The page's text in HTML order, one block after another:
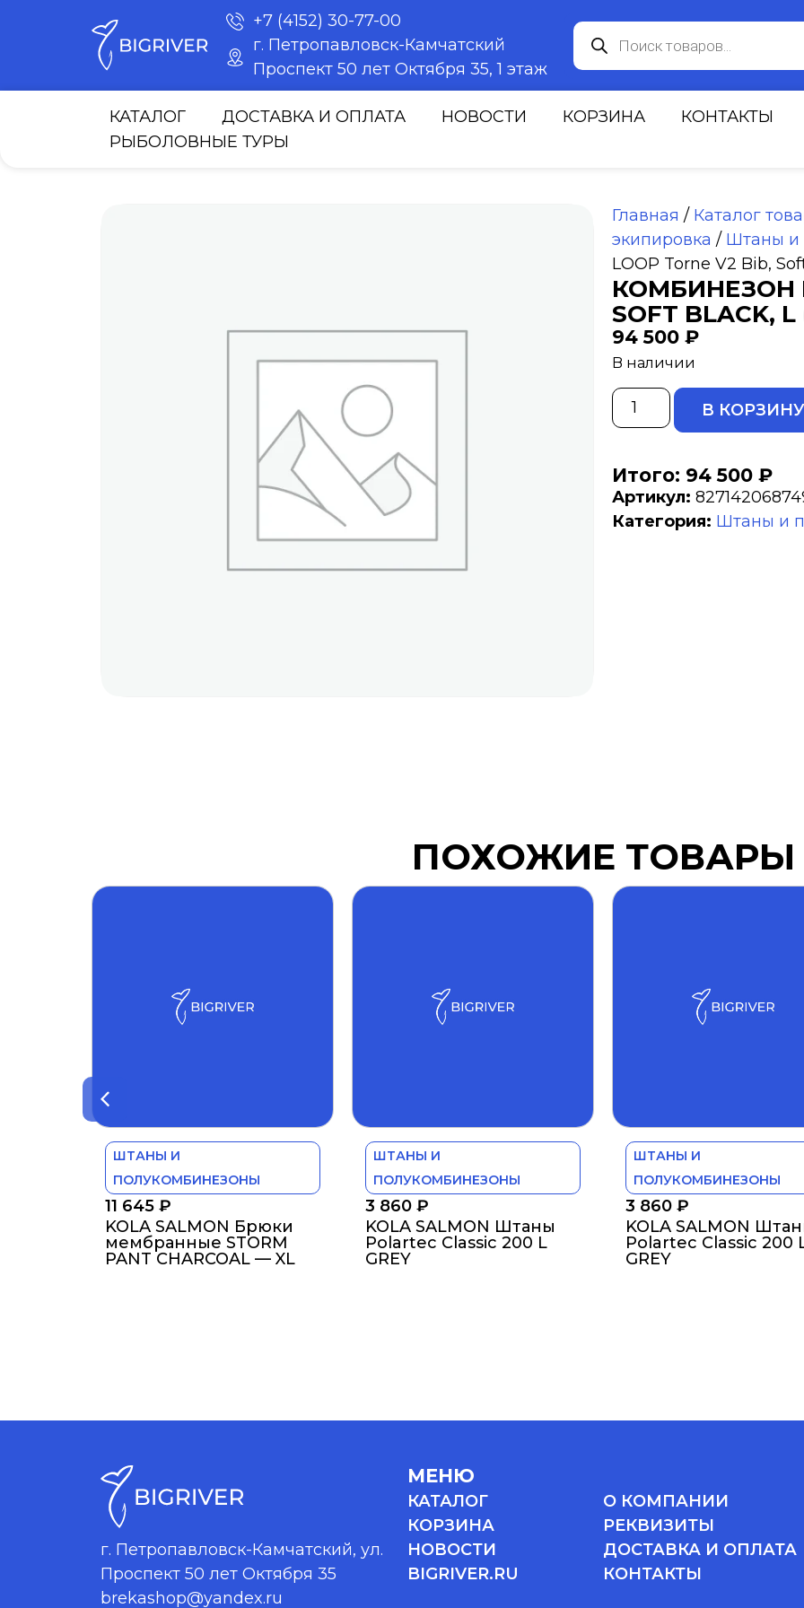
+7 (4152) 30-77-00
г. Петропавловск-Камчатский
Проспект 50 лет Октября 35, 1 этаж
КАТАЛОГ ДОСТАВКА И ОПЛАТА НОВОСТИ КОРЗИНА
КОНТАКТЫ
РЫБОЛОВНЫЕ ТУРЫ
Главная / Каталог
экипировка / Штаны и
LOOP Torne V2 Bib,
КОМБИНЕЗОН
SOFT BLACK,
94 500 ₽
В наличии
В КОРЗИНУ
Итого: 94 500 ₽
Артикул:
Категория: Штаны и
ПОХОЖИЕ ТОВАРЫ
ШТАНЫ И
ПОЛУКОМБИНЕЗОНЫ
11 645 ₽
KOLA SALMON Брюки
мембранные STORM
PANT CHARCOAL — XL
ШТАНЫ И
ПОЛУКОМБИНЕЗОНЫ
3 860 ₽
KOLA SALMON Штаны
Polartec Classic 200 L
GREY
ШТАНЫ И
ПОЛУКОМБИНЕЗОНЫ
3 860 ₽
KOLA SALMON
Polartec Classic 200
GREY
г. Петропавловск-Камчатский, ул.
Проспект 50 лет Октября 35
brekashop@yandex.ru
МЕНЮ
КАТАЛОГ
О КОМПАНИИ
КОРЗИНА
РЕКВИЗИТЫ
НОВОСТИ
ДОСТАВКА И ОПЛАТА
BIGRIVER.RU
КОНТАКТЫ